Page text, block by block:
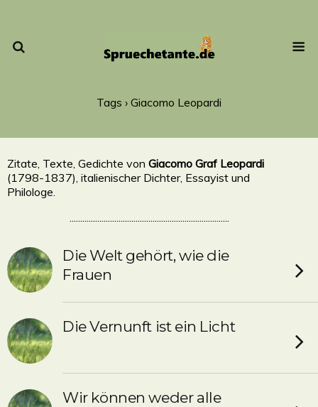
Tags › Giacomo Leopardi
Zitate, Texte, Gedichte von Giacomo Graf Leopardi
(1798-1837), italienischer Dichter, Essayist und
Philologe.
...........................................................................
Die Welt gehört, wie die
Frauen
Die Vernunft ist ein Licht
Wir können weder alle